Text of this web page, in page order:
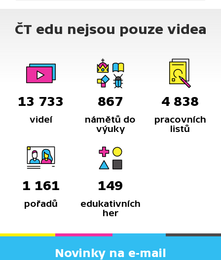
ČT edu nejsou pouze videa
13 733
videí
867
námětů do
výuky
4 838
pracovních
listů
1 161
pořadů
149
edukativních
her
Novinky na e-mail